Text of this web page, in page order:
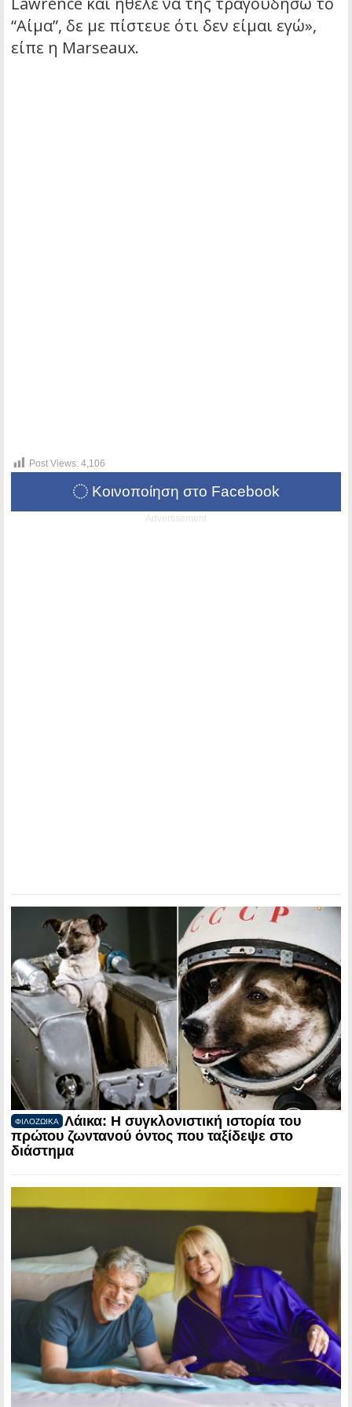
“Αίμα”, δε με πίστευε ότι δεν είμαι εγώ»,
είπε η Marseaux.
Post Views: 4,106
Κοινοποίηση στο Facebook
Advertisement
ΦΙΛΟΖΩΙΚΑ
Λάικα: Η συγκλονιστική ιστορία του
πρώτου ζωντανού όντος που ταξίδεψε στο
διάστημα